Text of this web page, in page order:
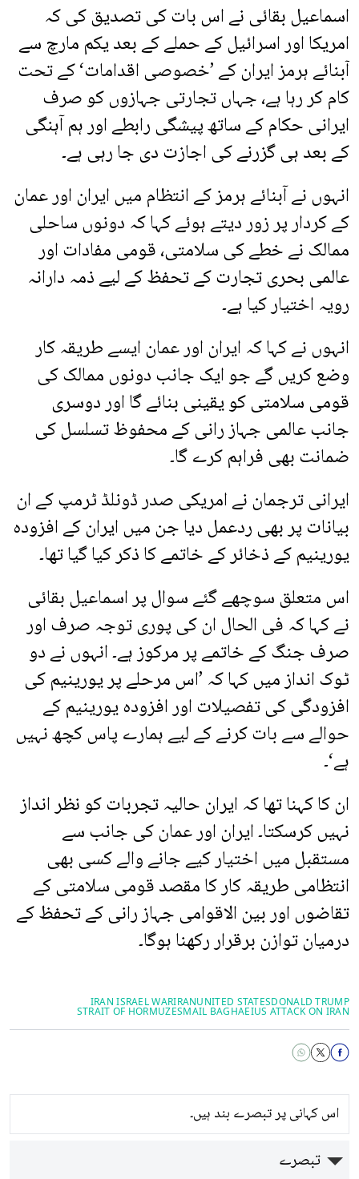
اسماعیل بقائی نے اس بات کی تصدیق کی کہ
امریکا اور اسرائیل کے حملے کے بعد یکم مارچ سے
آبنائے ہرمز ایران کے ’خصوصی اقدامات‘ کے تحت
کام کر رہا ہے، جہاں تجارتی جہازوں کو صرف
ایرانی حکام کے ساتھ پیشگی رابطے اور ہم آہنگی
کے بعد ہی گزرنے کی اجازت دی جا رہی ہے۔
انہوں نے آبنائے ہرمز کے انتظام میں ایران اور عمان
کے کردار پر زور دیتے ہوئے کہا کہ دونوں ساحلی
ممالک نے خطے کی سلامتی، قومی مفادات اور
عالمی بحری تجارت کے تحفظ کے لیے ذمہ دارانہ
رویہ اختیار کیا ہے۔
انہوں نے کہا کہ ایران اور عمان ایسے طریقہ کار
وضع کریں گے جو ایک جانب دونوں ممالک کی
قومی سلامتی کو یقینی بنائے گا اور دوسری
جانب عالمی جہاز رانی کے محفوظ تسلسل کی
ضمانت بھی فراہم کرے گا۔
ایرانی ترجمان نے امریکی صدر ڈونلڈ ٹرمپ کے ان
بیانات پر بھی ردعمل دیا جن میں ایران کے افزودہ
یورینیم کے ذخائر کے خاتمے کا ذکر کیا گیا تھا۔
اس متعلق سوچھے گئے سوال پر اسماعیل بقائی
نے کہا کہ فی الحال ان کی پوری توجہ صرف اور
صرف جنگ کے خاتمے پر مرکوز ہے۔ انہوں نے دو
ٹوک انداز میں کہا کہ ’اس مرحلے پر یورینیم کی
افزودگی کی تفصیلات اور افزودہ یورینیم کے
حوالے سے بات کرنے کے لیے ہمارے پاس کچھ نہیں
ہے‘۔
ان کا کہنا تھا کہ ایران حالیہ تجربات کو نظر انداز
نہیں کرسکتا۔ ایران اور عمان کی جانب سے
مستقبل میں اختیار کیے جانے والے کسی بھی
انتظامی طریقہ کار کا مقصد قومی سلامتی کے
تقاضوں اور بین الاقوامی جہاز رانی کے تحفظ کے
درمیان توازن برقرار رکھنا ہوگا۔
DONALD TRUMP
UNITED STATES
IRAN
IRAN ISRAEL WAR
US ATTACK ON IRAN
ESMAIL BAGHAEI
STRAIT ​OF HORMUZ
اس کہانی پر تبصرے بند ہیں۔
تبصرے